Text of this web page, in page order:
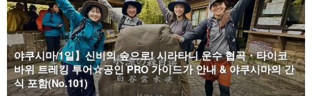
야쿠시마/1일】신비의 숲으로! 시라타니 운수 협곡・타이코
바위 트레킹 투어☆공인 PRO 가이드가 안내 & 야쿠시마의 간
식 포함(No.101)